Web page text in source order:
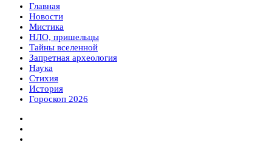
Главная
Новости
Мистика
НЛО, пришельцы
Тайны вселенной
Запретная археология
Наука
Стихия
История
Гороскоп 2026